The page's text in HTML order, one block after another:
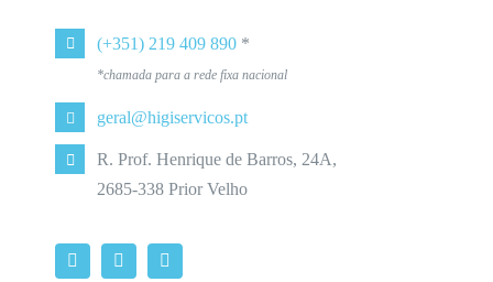
(+351) 219 409 890 *
*chamada para a rede fixa nacional
geral@higiservicos.pt
R. Prof. Henrique de Barros, 24A,
2685-338 Prior Velho